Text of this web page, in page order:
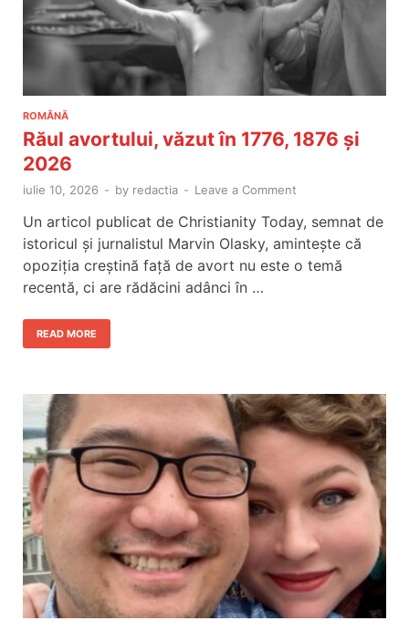
ROMÂNĂ
Răul avortului, văzut în 1776, 1876 și
2026
iulie 10, 2026 - by redactia - Leave a Comment
Un articol publicat de Christianity Today, semnat de
istoricul și jurnalistul Marvin Olasky, amintește că
opoziția creștină față de avort nu este o temă
recentă, ci are rădăcini adânci în …
READ MORE